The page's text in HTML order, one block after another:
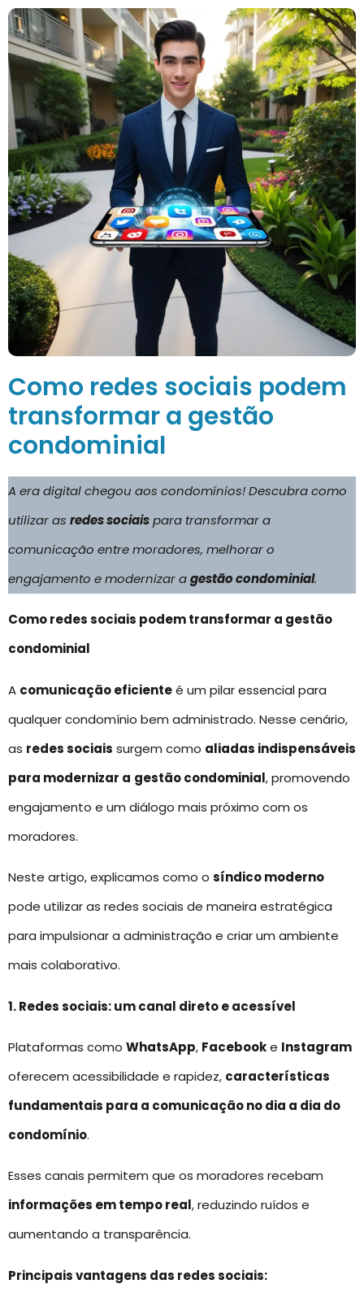
Como redes sociais podem
transformar a gestão
condominial
A era digital chegou aos condomínios! Descubra como
utilizar as redes sociaispara transformar a
comunicação entre moradores, melhorar o
engajamento e modernizar agestão condominial.
Como redes sociais podem transformar a gestão
condominial
A comunicação eficienteé um pilar essencial para
qualquer condomínio bem administrado. Nesse cenário,
as redes sociais surgem como aliadas indispensáveis
para modernizar a gestão condominial, promovendo
engajamento e um diálogo mais próximo com os
moradores.
Neste artigo, explicamos como o síndico moderno
pode utilizar as redes sociais de maneira estratégica
para impulsionar a administração e criar um ambiente
mais colaborativo.
1. Redes sociais: um canal direto e acessível
Plataformas como WhatsApp, Facebooke Instagram
oferecem acessibilidade e rapidez, características
fundamentais para a comunicação no dia a dia do
condomínio.
Esses canais permitem que os moradores recebam
informações em tempo real, reduzindo ruídos e
aumentando a transparência.
Principais vantagens das redes sociais: